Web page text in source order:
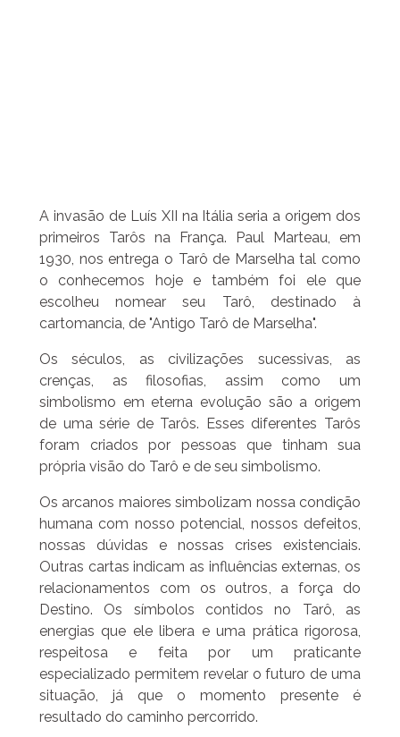
A invasão de Luís XII na Itália seria a origem dos
primeiros Tarôs na França. Paul Marteau, em
1930, nos entrega o Tarô de Marselha tal como
o conhecemos hoje e também foi ele que
escolheu nomear seu Tarô, destinado à
cartomancia, de "Antigo Tarô de Marselha".
Os séculos, as civilizações sucessivas, as
crenças, as filosofias, assim como um
simbolismo em eterna evolução são a origem
de uma série de Tarôs. Esses diferentes Tarôs
foram criados por pessoas que tinham sua
própria visão do Tarô e de seu simbolismo.
Os arcanos maiores simbolizam nossa condição
humana com nosso potencial, nossos defeitos,
nossas dúvidas e nossas crises existenciais.
Outras cartas indicam as influências externas, os
relacionamentos com os outros, a força do
Destino. Os símbolos contidos no Tarô, as
energias que ele libera e uma prática rigorosa,
respeitosa e feita por um praticante
especializado permitem revelar o futuro de uma
situação, já que o momento presente é
resultado do caminho percorrido.